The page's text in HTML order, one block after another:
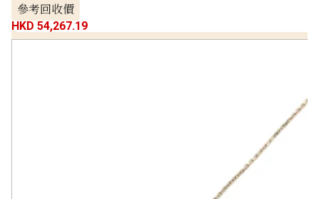
參考回收價
HKD 54,267.19